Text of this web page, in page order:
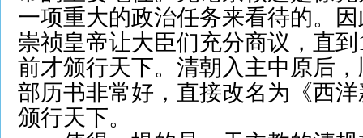
一项重大的政治任务来看待的。
崇祯皇帝让大臣们充分商议，直
前才颁行天下。清朝入主中原后
部历书非常好，直接改名为《西
颁行天下。